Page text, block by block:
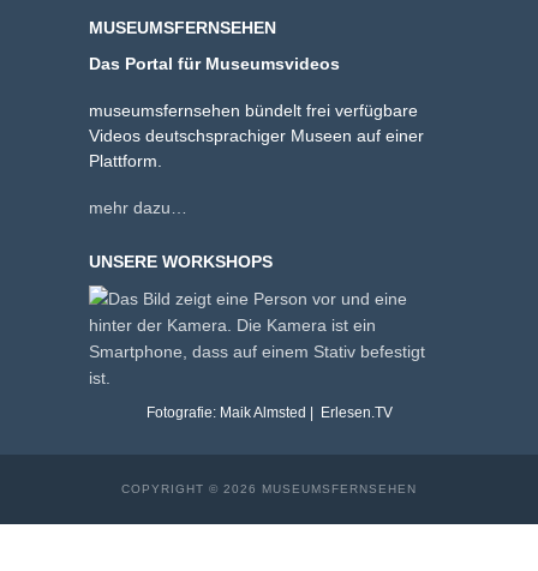
MUSEUMSFERNSEHEN
Das Portal für Museumsvideos
museumsfernsehen bündelt frei verfügbare
Videos deutschsprachiger Museen auf einer
Plattform.
mehr dazu…
UNSERE WORKSHOPS
Fotografie: Maik Almsted | Erlesen.TV
COPYRIGHT © 2026 MUSEUMSFERNSEHEN